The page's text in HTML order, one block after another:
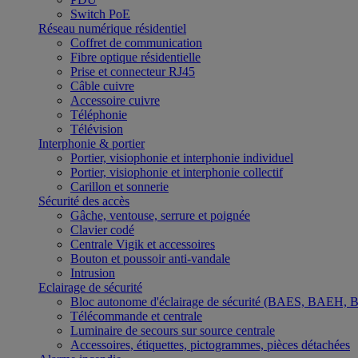
Switch PoE
Réseau numérique résidentiel
Coffret de communication
Fibre optique résidentielle
Prise et connecteur RJ45
Câble cuivre
Accessoire cuivre
Téléphonie
Télévision
Interphonie & portier
Portier, visiophonie et interphonie individuel
Portier, visiophonie et interphonie collectif
Carillon et sonnerie
Sécurité des accès
Gâche, ventouse, serrure et poignée
Clavier codé
Centrale Vigik et accessoires
Bouton et poussoir anti-vandale
Intrusion
Eclairage de sécurité
Bloc autonome d'éclairage de sécurité (BAES,
Télécommande et centrale
Luminaire de secours sur source centrale
Accessoires, étiquettes, pictogrammes, pièces détachées